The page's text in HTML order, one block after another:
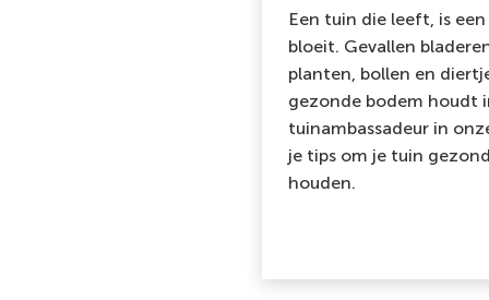
Een tuin die leeft, is
bloeit. Gevallen
planten, bollen en
gezonde bodem houdt
tuinambassadeur in
je tips om je tuin
houden.